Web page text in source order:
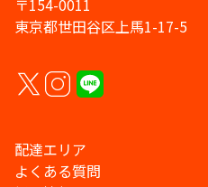
〒154-0011
東京都世田谷区上馬1-17-5
配達エリア
よくある質問